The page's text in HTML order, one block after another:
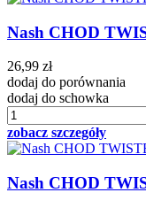
Nash CHOD
26,99 zł
dodaj do porównania
dodaj do schowka
zobacz szczegóły
Nash CHOD